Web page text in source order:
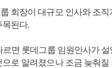
회장이 대규모 인사와 조
목된다.
르면 롯데그룹 임원인사가
로 알려졌으나 조금 늦춰